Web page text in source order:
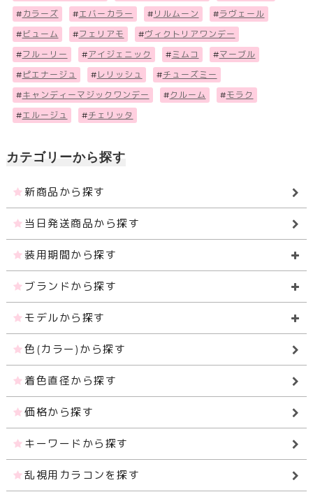
# カラーズ #エバーカラー # リルムーン #ラヴェール
# ビューム #フェリアモ #ヴィクトリアワンデー
#フル－リー #アイジェニック #ミムコ #マーブル
# ピエナージュ # レリッシュ #チューズミー
#キャンディーマジックワンデー #クルーム #モラク
#エルージュ #チェリッタ
カテゴリーから探す
新商品から探す
当日発送商品から探す
装用期間から探す
ブランドから探す
モデルから探す
色(カラー)から探す
着色直径から探す
価格から探す
キーワードから探す
乱視用カラコンを探す